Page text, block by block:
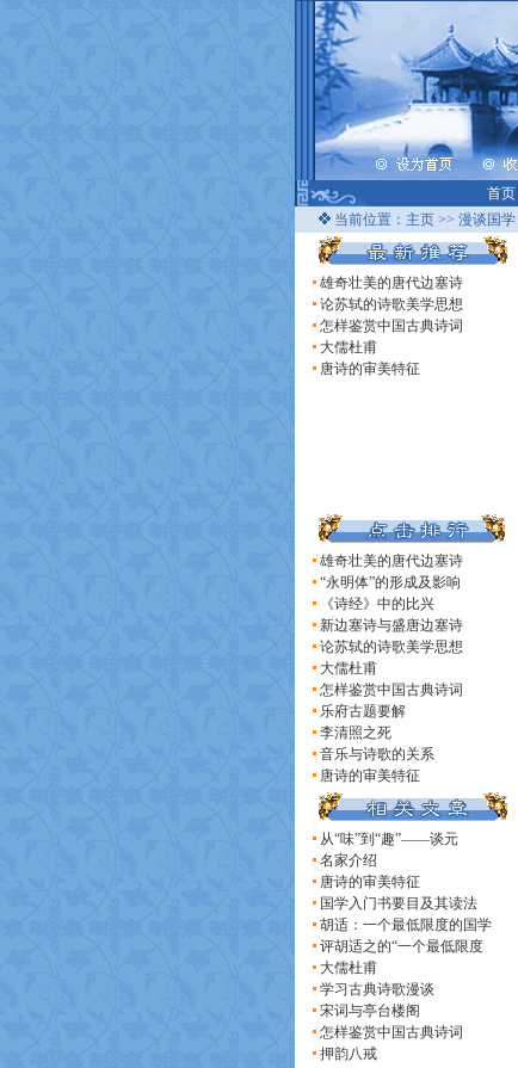
首页
当前位置： 主页 >> 漫谈国学
雄奇壮美的唐代边塞诗
论苏轼的诗歌美学思想
怎样鉴赏中国古典诗词
大儒杜甫
唐诗的审美特征
雄奇壮美的唐代边塞诗
“永明体”的形成及影响
《诗经》中的比兴
新边塞诗与盛唐边塞诗
论苏轼的诗歌美学思想
大儒杜甫
怎样鉴赏中国古典诗词
乐府古题要解
李清照之死
音乐与诗歌的关系
唐诗的审美特征
从“味”到“趣”——谈元
名家介绍
唐诗的审美特征
国学入门书要目及其读法
胡适：一个最低限度的国学
评胡适之的“一个最低限度
大儒杜甫
学习古典诗歌漫谈
宋词与亭台楼阁
怎样鉴赏中国古典诗词
押韵八戒